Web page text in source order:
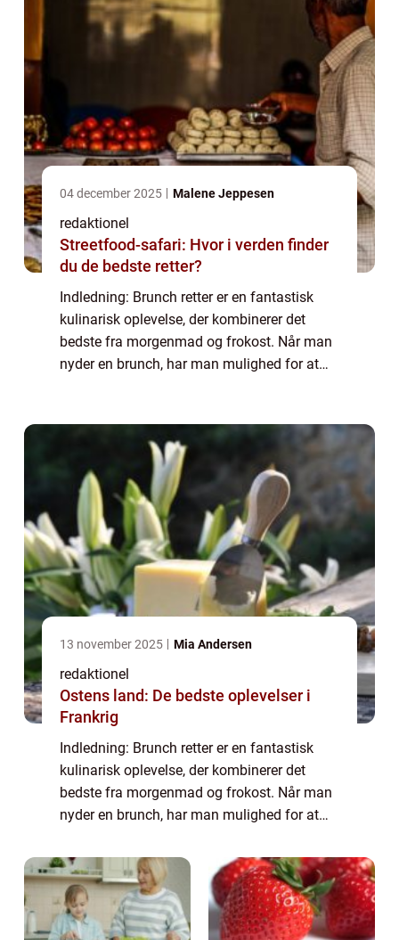
04 december 2025 Malene Jeppesen
redaktionel
Streetfood-safari: Hvor i verden finder
du de bedste retter?
Indledning: Brunch retter er en fantastisk
kulinarisk oplevelse, der kombinerer det
bedste fra morgenmad og frokost. Når man
nyder en brunch, har man mulighed for at
13 november 2025 Mia Andersen
redaktionel
Ostens land: De bedste oplevelser i
Frankrig
Indledning: Brunch retter er en fantastisk
kulinarisk oplevelse, der kombinerer det
bedste fra morgenmad og frokost. Når man
nyder en brunch, har man mulighed for at
salte retter, såvel som en bred vifte af drik...